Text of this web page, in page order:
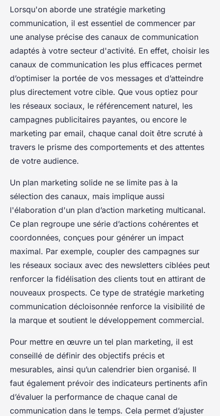
Lorsqu'on aborde une stratégie marketing
communication, il est essentiel de commencer par
une analyse précise des canaux de communication
adaptés à votre secteur d'activité. En effet, choisir les
canaux de communication les plus efficaces permet
d’optimiser la portée de vos messages et d’atteindre
plus directement votre cible. Que vous optiez pour
les réseaux sociaux, le référencement naturel, les
campagnes publicitaires payantes, ou encore le
marketing par email, chaque canal doit être scruté à
travers le prisme des comportements et des attentes
de votre audience.
Un plan marketing solide ne se limite pas à la
sélection des canaux, mais implique aussi
l'élaboration d'un plan d’action marketing multicanal.
Ce plan regroupe une série d’actions cohérentes et
coordonnées, conçues pour générer un impact
maximal. Par exemple, coupler des campagnes sur
les réseaux sociaux avec des newsletters ciblées peut
renforcer la fidélisation des clients tout en attirant de
nouveaux prospects. Ce type de stratégie marketing
communication décloisonnée renforce la visibilité de
la marque et soutient le développement commercial.
Pour mettre en œuvre un tel plan marketing, il est
conseillé de définir des objectifs précis et
mesurables, ainsi qu’un calendrier bien organisé. Il
faut également prévoir des indicateurs pertinents afin
d’évaluer la performance de chaque canal de
communication dans le temps. Cela permet d’ajuster